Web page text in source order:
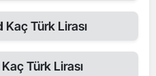
Kaç Türk Lirası
Kaç Türk Lirası